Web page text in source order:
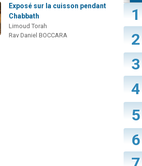
Exposé sur la cuisson pendant
Chabbath
Limoud Torah
Rav Daniel BOCCARA
1
2
3
4
5
6